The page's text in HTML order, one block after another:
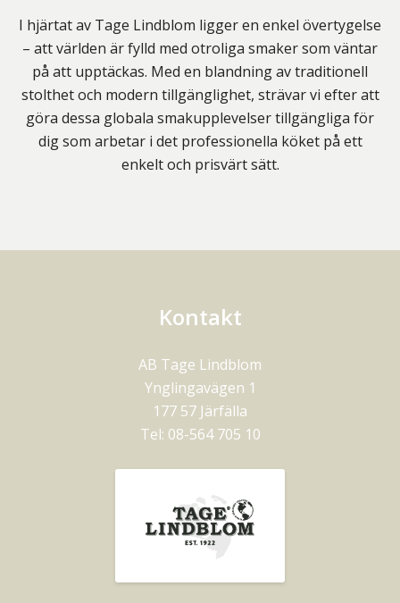
I hjärtat av Tage Lindblom ligger en enkel övertygelse
– att världen är fylld med otroliga smaker som väntar
på att upptäckas. Med en blandning av traditionell
stolthet och modern tillgänglighet, strävar vi efter att
göra dessa globala smakupplevelser tillgängliga för
dig som arbetar i det professionella köket på ett
enkelt och prisvärt sätt.
Kontakt
AB Tage Lindblom
Ynglingavägen 1
177 57 Järfälla
Tel: 08-564 705 10